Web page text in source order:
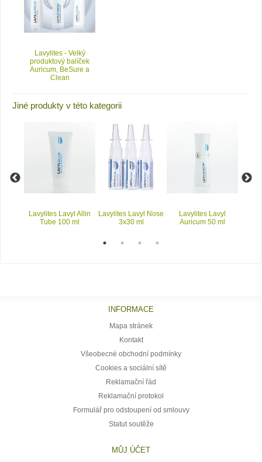
Lavylites - Velký
produktový balíček
Auricum, BeSure a
Clean
Jiné produkty v této kategorii
Lavylites Lavyl Allin
Tube 100 ml
Lavylites Lavyl Nose
3x30 ml
Lavylites Lavyl
Auricum 50 ml
INFORMACE
Mapa stránek
Kontakt
Všeobecné obchodní podmínky
Cookies a sociální sítě
Reklamační řád
Reklamační protokol
Formulář pro odstoupení od smlouvy
Statut soutěže
MŮJ ÚČET